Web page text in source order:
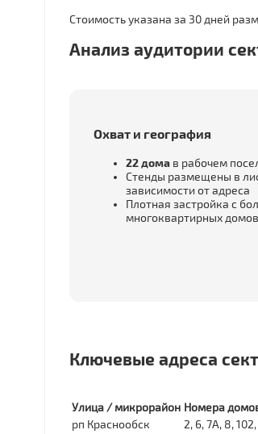
Стоимость указана за 30 дней
Анализ аудитории
Охват и география
22 дома в рабочем
Стенды размещены в
зависимости от адреса
Плотная застройка с
многоквартирных домов
Ключевые адреса
Улица / микрорайон Номера
рп Краснообск
2, 6, 7А, 8,